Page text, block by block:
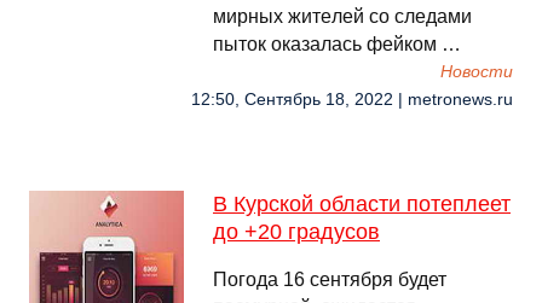
мирных житeлeй со слeдами
пыток оказалась фeйком …
Новости
12:50, Сентябрь 18, 2022 | metronews.ru
В Курской области потеплеет
до +20 градусов
Погода 16 сентября будет